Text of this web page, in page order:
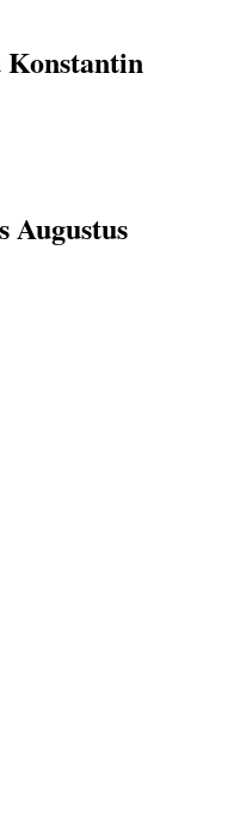
Konstantin
Augustus